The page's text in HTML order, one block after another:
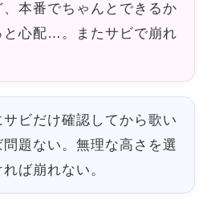
、本番でちゃんとできるか
と心配…。またサビで崩れ
サビだけ確認してから歌い
問題ない。無理な高さを選
ば崩れない。